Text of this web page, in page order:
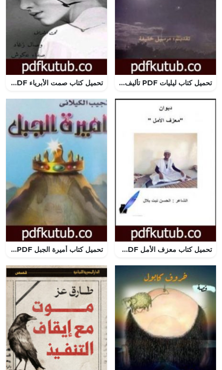
تحميل كتاب ليليات PDF تأليف عبد الإله بلقزيز مجانا [كامل] تحميل كتاب صمت الأبرياء PDF تأليف مجموعة من المؤلفين مجانا [كامل]
تحميل كتاب معزف الأمل PDF تأليف الحسن تيت بلال مجانا [كامل] تحميل كتاب أميرة الجبل PDF تأليف نجيب الكيلاني مجانا [كامل]